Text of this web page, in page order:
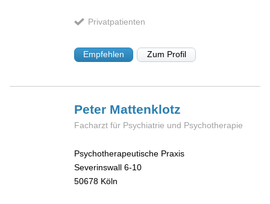
Privatpatienten
Empfehlen Zum Profil
Peter Mattenklotz
Facharzt für Psychiatrie und Psychotherapie
Psychotherapeutische Praxis
Severinswall 6-10
50678 Köln